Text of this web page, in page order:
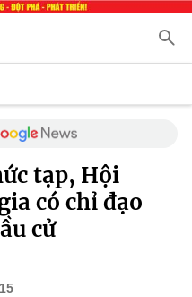
tạp, Hội
có chỉ đạo
cử